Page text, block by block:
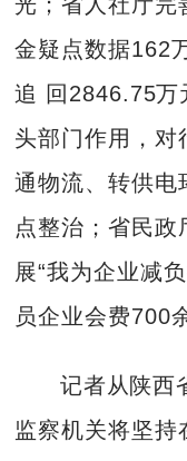
金疑点数据162
追 回2846.75万
头部门作用，对
通物流、转供电
点整治；省民
展“我为企业减
员企业会费700
记者从陕西
监察机关将坚持